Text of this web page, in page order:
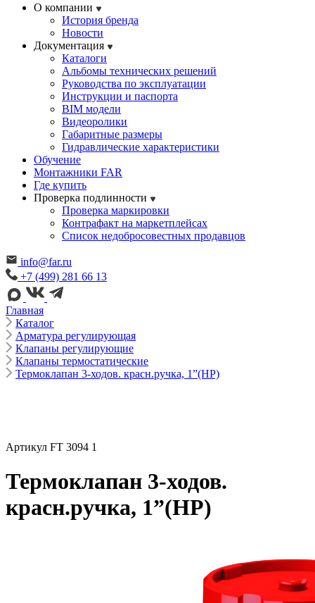
О компании
История бренда
Новости
Документация
Каталоги
Альбомы технических решений
Руководства по эксплуатации
Инструкции и паспорта
BIM модели
Видеоролики
Габаритные размеры
Гидравлические характеристики
Обучение
Монтажники FAR
Где купить
Проверка подлинности
Проверка маркировки
Контрафакт на маркетплейсах
Cписок недобросовестных продавцов
info@far.ru
+7 (499) 281 66 13
Главная
Каталог
Арматура регулирующая
Клапаны регулирующие
Клапаны термостатические
Термоклапан 3-ходов. красн.ручка, 1”(НР)
Артикул FT 3094 1
Термоклапан 3-ходов.
красн.ручка, 1”(НР)